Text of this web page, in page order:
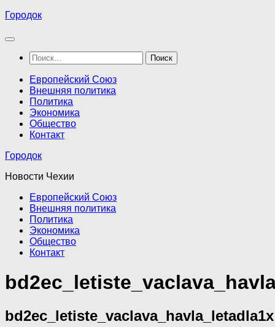
Перейти
содержимому
Городок
Найти:
Европейский Союз
Внешняя политика
Политика
Экономика
Общество
Контакт
Городок
Новости Чехии
Европейский Союз
Внешняя политика
Политика
Экономика
Общество
Контакт
bd2ec_letiste_vaclava_havla_letadla1x